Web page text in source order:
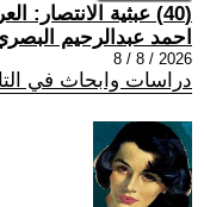
(40) عبثية الانتصار: العراق وإيران في ذكرى 8/8
احمد عبدالرحيم
2026 / 8 / 8
دراسات وابحاث في